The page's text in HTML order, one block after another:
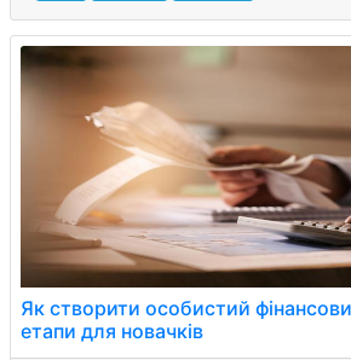
Як створити особистий
етапи для новачків